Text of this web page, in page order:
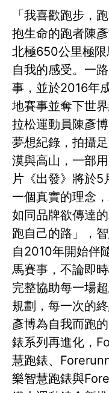
「我喜歡跑步，
抱生命的跑者陳
北極650公里極
自我的感受。一
事，並於2016年
地賽事並奪下世
拉松運動員陳彥
夢想紀錄，拍攝
漠與高山，一部
片《出發》將於5
一個真實的理念
如同品牌欲傳達
跑自己的路」，
自2010年開始伴
馬賽事，不論即
完整協助每一場
規劃，每一次的
彥博為自我而跑
錶系列再進化，
慧跑錶、
樂智慧跑錶與